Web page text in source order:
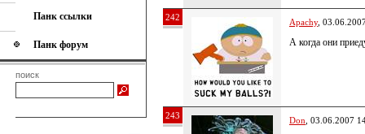
Панк ссылки
Панк форум
поиск
242 Apachy,
А когда они
243 Don , 03.06.2007